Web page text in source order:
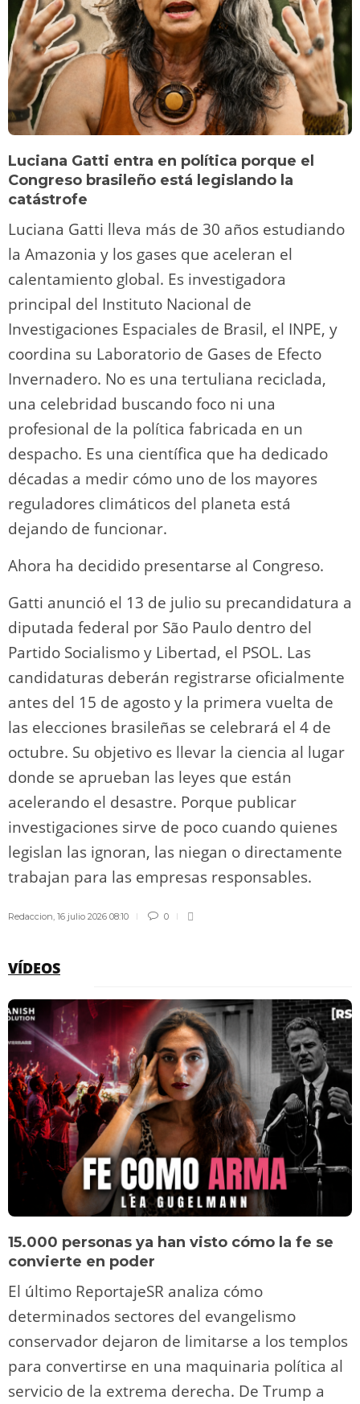
Luciana Gatti entra en política porque el
Congreso brasileño está legislando la
catástrofe
Luciana Gatti lleva más de 30 años estudiando
la Amazonia y los gases que aceleran el
calentamiento global. Es investigadora
principal del Instituto Nacional de
Investigaciones Espaciales de Brasil, el INPE, y
coordina su Laboratorio de Gases de Efecto
Invernadero. No es una tertuliana reciclada,
una celebridad buscando foco ni una
profesional de la política fabricada en un
despacho. Es una científica que ha dedicado
décadas a medir cómo uno de los mayores
reguladores climáticos del planeta está
dejando de funcionar.
Ahora ha decidido presentarse al Congreso.
Gatti anunció el 13 de julio su precandidatura a
diputada federal por São Paulo dentro del
Partido Socialismo y Libertad, el PSOL. Las
candidaturas deberán registrarse oficialmente
antes del 15 de agosto y la primera vuelta de
las elecciones brasileñas se celebrará el 4 de
octubre. Su objetivo es llevar la ciencia al lugar
donde se aprueban las leyes que están
acelerando el desastre. Porque publicar
investigaciones sirve de poco cuando quienes
legislan las ignoran, las niegan o directamente
trabajan para las empresas responsables.
Redaccion 16 julio 2026 08:10 0
VÍDEOS
15.000 personas ya han visto cómo la fe se
convierte en poder
El último ReportajeSR analiza cómo
determinados sectores del evangelismo
conservador dejaron de limitarse a los templos
para convertirse en una maquinaria política al
servicio de la extrema derecha. De Trump a